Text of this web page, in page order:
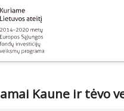
Kaune ir